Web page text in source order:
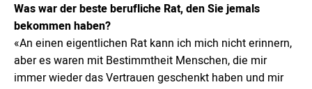
Was war der beste berufliche Rat, den Sie jemals
bekommen haben?
«An einen eigentlichen Rat kann ich mich nicht erinnern,
aber es waren mit Bestimmtheit Menschen, die mir
immer wieder das Vertrauen geschenkt haben und mir